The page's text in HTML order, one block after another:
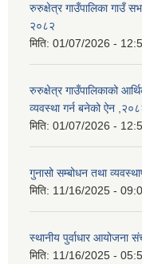
रुरुक्षेत्र गाउँपालिका गाउँ
२०८२
मिति: 01/07/2026 -
रुरुक्षेत्र गाउँपालिकाको
व्यवस्था गर्न बनेको ऐन
मिति: 01/07/2026 -
गुनासो सम्बोधन तथा
मिति: 11/16/2025 -
स्थानीय पुर्वाधार आयोजना
मिति: 11/16/2025 -